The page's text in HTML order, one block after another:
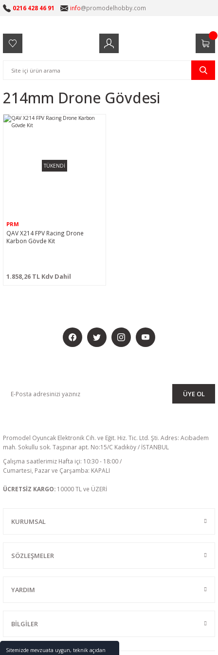
Sitemizde mevzuata uygun, teknik açıdan
0216 428 46 91 info@promodelhobby.com
214mm Drone Gövdesi
TÜKENDİ
PRM
QAV X214 FPV Racing Drone
Karbon Gövde Kit
1.858,26 TL Kdv Dahil
ÜYE OL
Promodel Oyuncak Elektronik Cih. ve Eğit. Hiz. Tic. Ltd. Şti. Adres: Acıbadem
mah. Sokullu sok. Taşpınar apt. No:15/C Kadıköy / İSTANBUL
Çalışma saatlerimiz Hafta içi: 10:30 - 18:00 /
Cumartesi, Pazar ve Çarşamba: KAPALI
ÜCRETSİZ KARGO: 10000 TL ve ÜZERİ
KURUMSAL
SÖZLEŞMELER
YARDIM
BİLGİLER